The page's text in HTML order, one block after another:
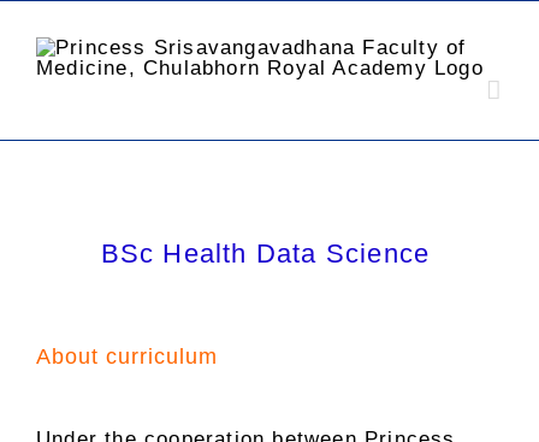
BSc Health Data Science
About curriculum